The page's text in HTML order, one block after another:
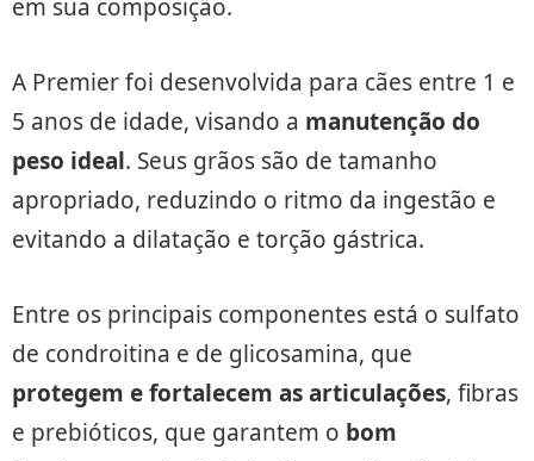
em sua composição.
A Premier foi desenvolvida para cães entre 1 e
5 anos de idade, visando a manutenção do
peso ideal. Seus grãos são de tamanho
apropriado, reduzindo o ritmo da ingestão e
evitando a dilatação e torção gástrica.
Entre os principais componentes está o sulfato
de condroitina e de glicosamina, que
protegem e fortalecem as articulações, fibras
e prebióticos, que garantem o bom